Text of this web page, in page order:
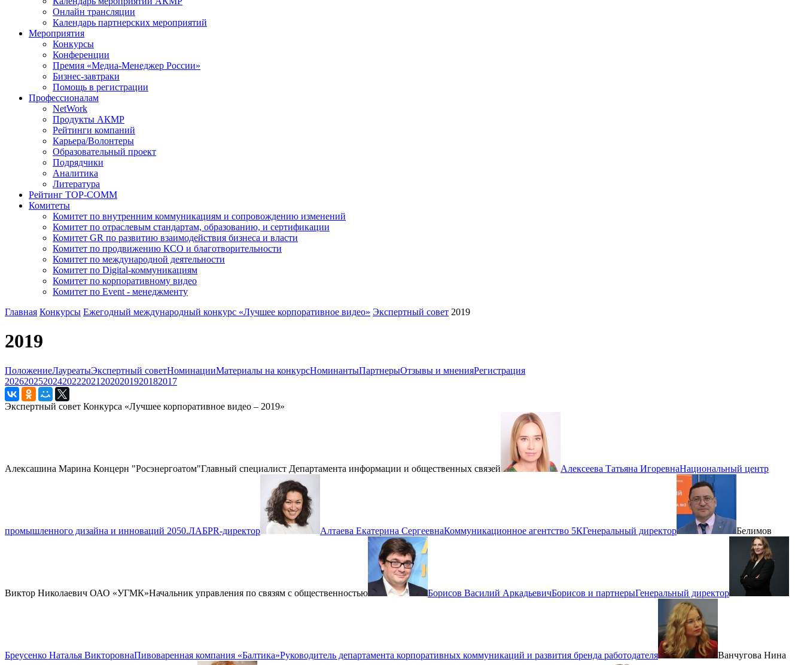
Онлайн трансляции
Календарь партнерских мероприятий
Мероприятия
Конкурсы
Конференции
Премия «Медиа-Менеджер России»
Бизнес-завтраки
Помощь в регистрации
Профессионалам
NetWork
Продукты АКМР
Рейтинги компаний
Карьера/Волонтеры
Образовательный проект
Подрядчики
Аналитика
Литература
Рейтинг TOP-COMM
Комитеты
Комитет по внутренним коммуникациям и сопровождению изменений
Комитет по отраслевым стандартам, образованию, и сертификации
Комитет GR по развитию взаимодействия бизнеса и власти
Комитет по продвижению КСО и благотворительности
Комитет по международной деятельности
Комитет по Digital-коммуникациям
Комитет по корпоративному видео
Комитет по Event - менеджменту
Главная Конкурсы Ежегодный международный конкурс «Лучшее корпоративное видео» Экспертный совет 2019
2019
ПоложениеЛауреатыЭкспертный советНоминацииМатериалы на конкурсНоминантыПартнерыОтзывы и мненияРегистрация
20262025202420222021 2020201920182017
Экспертный совет Конкурса «Лучшее корпоративное видео – 2019»
Алексашина Марина Концерн "Росэнергоатом"Главный специалист Департамента информации и общественных связей Алексеева Татьяна ИгоревнаНациональный центр
промышленного дизайна и инноваций 2050.ЛАБPR-директор Алтаева Екатерина СергеевнаКоммуникационное агентство 5КГенеральный директор Белимов
Виктор Николаевич ОАО «УГМК»Начальник управления по связям с общественностью Борисов Василий АркадьевичБорисов и партнерыГенеральный директор
Бреусенко Наталья ВикторовнаПивоваренная компания «Балтика»Руководитель департамента корпоративных коммуникаций и развития бренда работодателя Ванчугова Нина